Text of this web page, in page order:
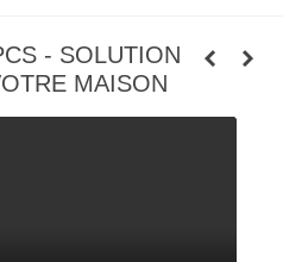
- SOLUTION
MAISON